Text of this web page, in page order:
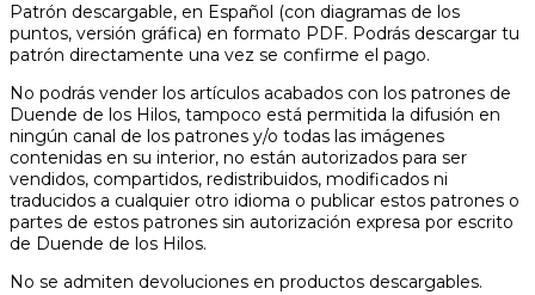
Patrón descargable, en Español (con diagramas de los
puntos, versión gráfica) en formato PDF. Podrás descargar tu
patrón directamente una vez se confirme el pago.
No podrás vender los artículos acabados con los patrones de
Duende de los Hilos, tampoco está permitida la difusión en
ningún canal de los patrones y/o todas las imágenes
contenidas en su interior, no están autorizados para ser
vendidos, compartidos, redistribuidos, modificados ni
traducidos a cualquier otro idioma o publicar estos patrones o
partes de estos patrones sin autorización expresa por escrito
de Duende de los Hilos.
No se admiten devoluciones en productos descargables.